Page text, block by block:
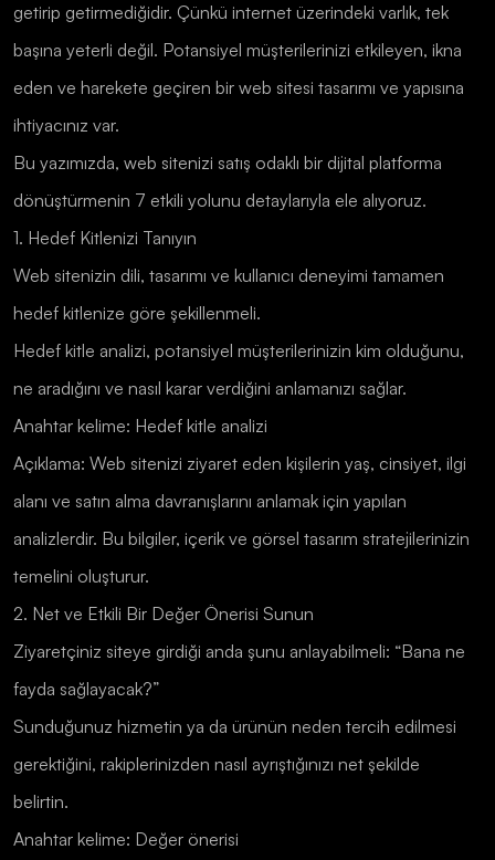
getirip getirmediğidir. Çünkü internet üzerindeki varlık, tek
başına yeterli değil. Potansiyel müşterilerinizi etkileyen, ikna
eden ve harekete geçiren bir web sitesi tasarımı ve yapısına
ihtiyacınız var.
Bu yazımızda, web sitenizi satış odaklı bir dijital platforma
dönüştürmenin 7 etkili yolunu detaylarıyla ele alıyoruz.
1. Hedef Kitlenizi Tanıyın
Web sitenizin dili, tasarımı ve kullanıcı deneyimi tamamen
hedef kitlenize göre şekillenmeli.
Hedef kitle analizi, potansiyel müşterilerinizin kim olduğunu,
ne aradığını ve nasıl karar verdiğini anlamanızı sağlar.
Anahtar kelime: Hedef kitle analizi
Açıklama: Web sitenizi ziyaret eden kişilerin yaş, cinsiyet, ilgi
alanı ve satın alma davranışlarını anlamak için yapılan
analizlerdir. Bu bilgiler, içerik ve görsel tasarım stratejilerinizin
temelini oluşturur.
2. Net ve Etkili Bir Değer Önerisi Sunun
Ziyaretçiniz siteye girdiği anda şunu anlayabilmeli: “Bana ne
fayda sağlayacak?”
Sunduğunuz hizmetin ya da ürünün neden tercih edilmesi
gerektiğini, rakiplerinizden nasıl ayrıştığınızı net şekilde
belirtin.
Anahtar kelime: Değer önerisi